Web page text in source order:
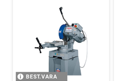
BEST.VARA